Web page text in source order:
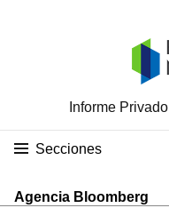
Informe Privado
Secciones
Agencia Bloomberg